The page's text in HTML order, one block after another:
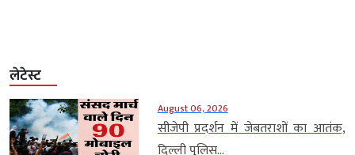
लेटेस्ट
August 06, 2026
सीजेपी प्रदर्शन में जेबतराशों का आतंक,
दिल्ली पुलिस...